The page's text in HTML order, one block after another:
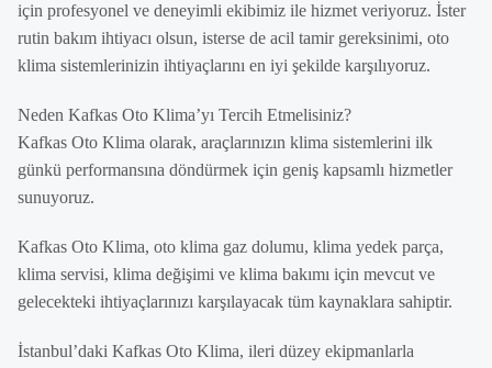
için profesyonel ve deneyimli ekibimiz ile hizmet veriyoruz. İster
rutin bakım ihtiyacı olsun, isterse de acil tamir gereksinimi, oto
klima sistemlerinizin ihtiyaçlarını en iyi şekilde karşılıyoruz.
Neden Kafkas Oto Klima’yı Tercih Etmelisiniz?
Kafkas Oto Klima olarak, araçlarınızın klima sistemlerini ilk
günkü performansına döndürmek için geniş kapsamlı hizmetler
sunuyoruz.
Kafkas Oto Klima, oto klima gaz dolumu, klima yedek parça,
klima servisi, klima değişimi ve klima bakımı için mevcut ve
gelecekteki ihtiyaçlarınızı karşılayacak tüm kaynaklara sahiptir.
İstanbul’daki Kafkas Oto Klima, ileri düzey ekipmanlarla